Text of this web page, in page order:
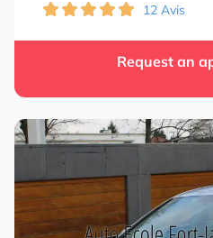
12 Avis
Request an